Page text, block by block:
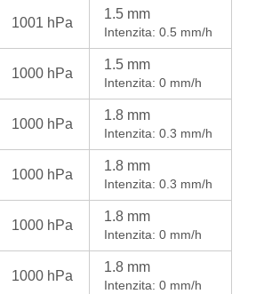
1001 hPa
1.5 mm
Intenzita: 0.5 mm/h
1000 hPa
1.5 mm
Intenzita: 0 mm/h
1000 hPa
1.8 mm
Intenzita: 0.3 mm/h
1000 hPa
1.8 mm
Intenzita: 0.3 mm/h
1000 hPa
1.8 mm
Intenzita: 0 mm/h
1000 hPa
1.8 mm
Intenzita: 0 mm/h